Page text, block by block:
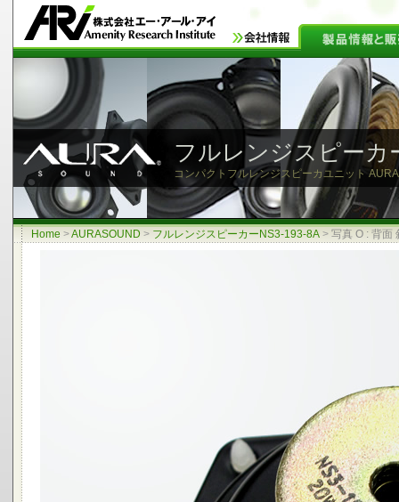
フルレンジスピーカ
コンパクトフルレンジスピーカユニット
Home >AURASOUND > フルレンジスピーカーNS3-193-8A > 写真 O : 背面